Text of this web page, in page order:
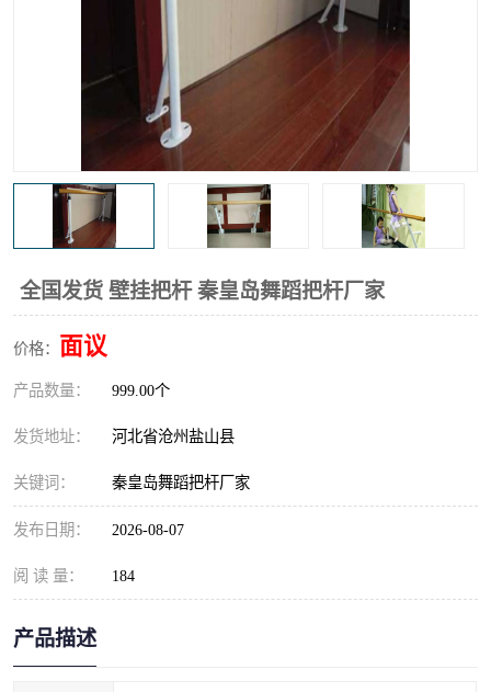
全国发货 壁挂把杆 秦皇岛舞蹈把杆厂家
价格： 面议
产品数量： 999.00个
发货地址： 河北省沧州盐山县
关键词： 秦皇岛舞蹈把杆厂家
发布日期： 2026-08-07
阅 读 量： 184
产品描述